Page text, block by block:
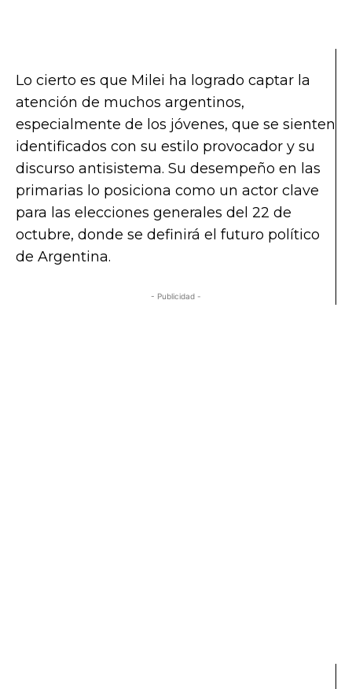
Lo cierto es que Milei ha logrado captar la
atención de muchos argentinos,
especialmente de los jóvenes, que se sienten
identificados con su estilo provocador y su
discurso antisistema. Su desempeño en las
primarias lo posiciona como un actor clave
para las elecciones generales del 22 de
octubre, donde se definirá el futuro político
de Argentina.
- Publicidad -